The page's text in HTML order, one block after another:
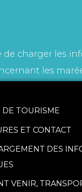
de charger les
les
DE TOURISME
ET CONTACT
DES
VENIR,